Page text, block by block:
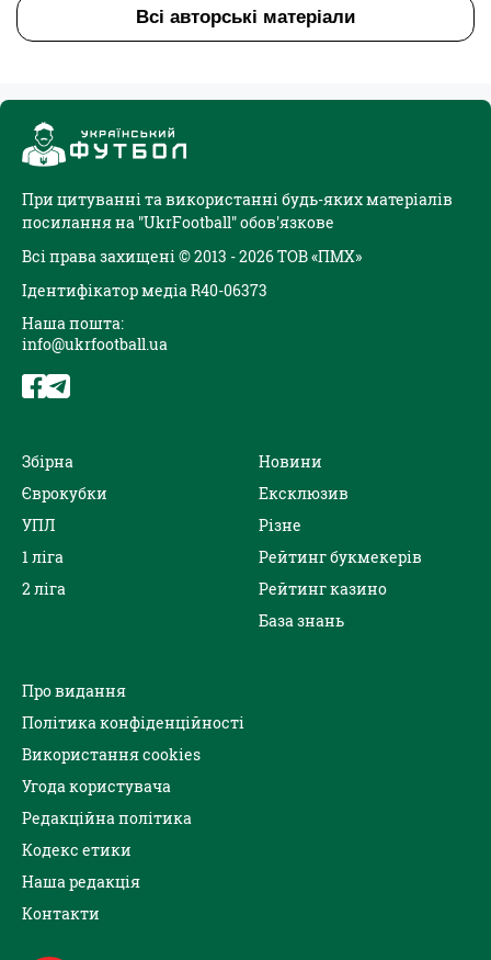
Всі авторські матеріали
При цитуванні та використанні будь-яких матеріалів
посилання на "UkrFootball" обов'язкове
Всі права захищені © 2013 - 2026 ТОВ «ПМХ»
Ідентифікатор медіа R40-06373
Наша пошта:
info@ukrfootball.ua
Збірна
Єврокубки
УПЛ
1 ліга
2 ліга
Новини
Ексклюзив
Різне
Рейтинг букмекерів
Рейтинг казино
База знань
Про видання
Політика конфіденційності
Використання cookies
Угода користувача
Редакційна політика
Кодекс етики
Наша редакція
Контакти